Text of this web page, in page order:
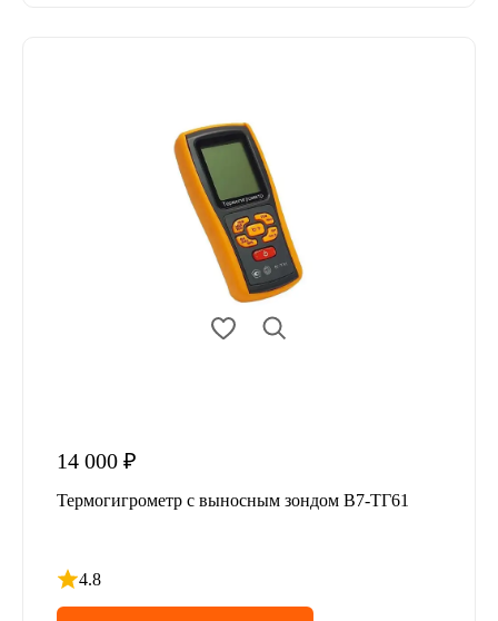
14 000 ₽
Термогигрометр с выносным зондом В7-ТГ61
4.8
Рейтинг 4.8 из 5